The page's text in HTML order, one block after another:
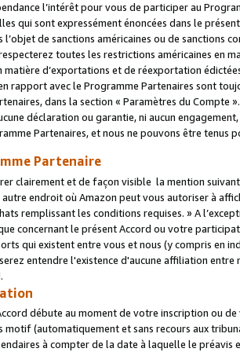
l’intérêt pour vous de participer au
qui sont expressément énoncées dans le
l’objet de sanctions américaines ou de sanctions
toutes les restrictions américaines en
matière d’exportations et de réexportation
rapport avec le Programme Partenaires sont
dans la section « Paramètres du Compte ».
déclaration ou garantie, ni aucun
Partenaires, et nous ne pouvons être
Partenaire
clairement et de façon visible la mention
endroit où Amazon peut vous autoriser à
remplissant les conditions requises. » A
concernant le présent Accord ou votre
qui existent entre vous et nous (y compris en
entendre l'existence d'aucune affiliation
débute au moment de votre inscription ou
motif (automatiquement et sans recours aux
à compter de la date à laquelle le